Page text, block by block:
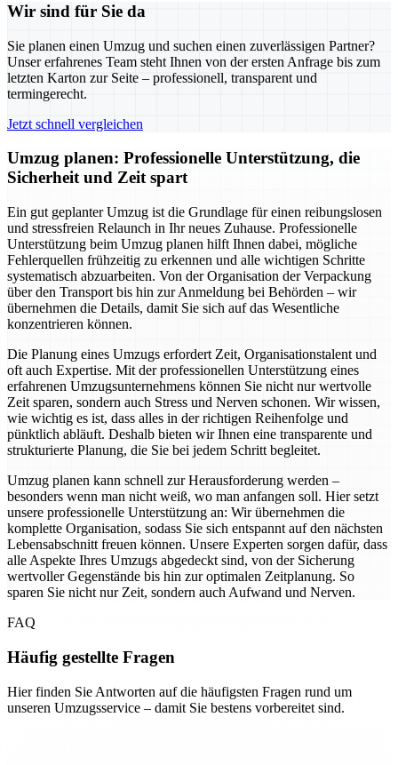
Wir sind für Sie da
Sie planen einen Umzug und suchen einen zuverlässigen Partner?
Unser erfahrenes Team steht Ihnen von der ersten Anfrage bis zum
letzten Karton zur Seite – professionell, transparent und
termingerecht.
Jetzt schnell vergleichen
Umzug planen: Professionelle Unterstützung, die
Sicherheit und Zeit spart
Ein gut geplanter Umzug ist die Grundlage für einen reibungslosen
und stressfreien Relaunch in Ihr neues Zuhause. Professionelle
Unterstützung beim Umzug planen hilft Ihnen dabei, mögliche
Fehlerquellen frühzeitig zu erkennen und alle wichtigen Schritte
systematisch abzuarbeiten. Von der Organisation der Verpackung
über den Transport bis hin zur Anmeldung bei Behörden – wir
übernehmen die Details, damit Sie sich auf das Wesentliche
konzentrieren können.
Die Planung eines Umzugs erfordert Zeit, Organisationstalent und
oft auch Expertise. Mit der professionellen Unterstützung eines
erfahrenen Umzugsunternehmens können Sie nicht nur wertvolle
Zeit sparen, sondern auch Stress und Nerven schonen. Wir wissen,
wie wichtig es ist, dass alles in der richtigen Reihenfolge und
pünktlich abläuft. Deshalb bieten wir Ihnen eine transparente und
strukturierte Planung, die Sie bei jedem Schritt begleitet.
Umzug planen kann schnell zur Herausforderung werden –
besonders wenn man nicht weiß, wo man anfangen soll. Hier setzt
unsere professionelle Unterstützung an: Wir übernehmen die
komplette Organisation, sodass Sie sich entspannt auf den nächsten
Lebensabschnitt freuen können. Unsere Experten sorgen dafür, dass
alle Aspekte Ihres Umzugs abgedeckt sind, von der Sicherung
wertvoller Gegenstände bis hin zur optimalen Zeitplanung. So
sparen Sie nicht nur Zeit, sondern auch Aufwand und Nerven.
FAQ
Häufig gestellte Fragen
Hier finden Sie Antworten auf die häufigsten Fragen rund um
unseren Umzugsservice – damit Sie bestens vorbereitet sind.